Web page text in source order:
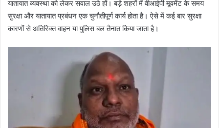
यातायात व्यवस्था को लेकर सवाल उठे हों। बड़े शहरों में वीआईपी मूवमेंट के समय
सुरक्षा और यातायात प्रबंधन एक चुनौतीपूर्ण कार्य होता है। ऐसे में कई बार सुरक्षा
कारणों से अतिरिक्त वाहन या पुलिस बल तैनात किया जाता है।